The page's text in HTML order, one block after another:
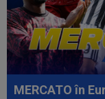
12:27
Verdictul
Craiova a cerut
12:25
Ce a postat
disputat de FCSB și
MERCATO în